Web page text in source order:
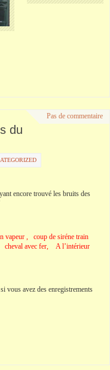
Pas de commentaire
du
encore trouvé les bruits des
vapeur , coup de siréne train
cheval avec fer, A l’intérieur
vous avez des enregistrements